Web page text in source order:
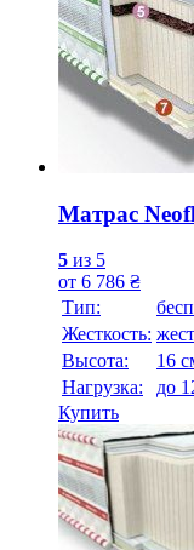
Матрас
5 из 5
от 6 786 ₴
Тип:
Жесткость:
Высотa:
16
Нагрузка:
до
Купить